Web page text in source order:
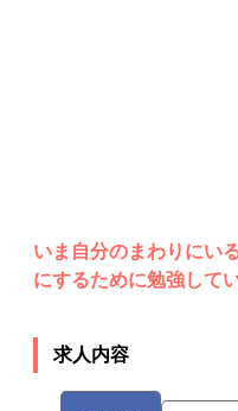
いま自分のまわりにい
にするために勉強して
求人内容